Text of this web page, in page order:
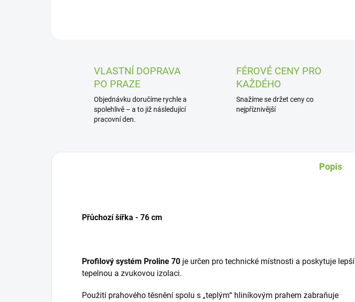
VLASTNÍ DOPRAVA
PO PRAZE
Objednávku doručíme rychle a
spolehlivě – a to již následující
pracovní den.
FÉROVÉ CENY PRO
KAŽDÉHO
Snažíme se držet ceny co
nejpříznivější
Popis
Přůchozí šířka - 76 cm
Profilový systém Proline 70 je určen pro technické místnosti a poskytuje lepší
tepelnou a zvukovou izolaci.
Použití prahového těsnění spolu s „teplým“ hliníkovým prahem zabraňuje